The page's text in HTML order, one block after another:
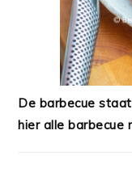
De barbecue
hier alle barbecue